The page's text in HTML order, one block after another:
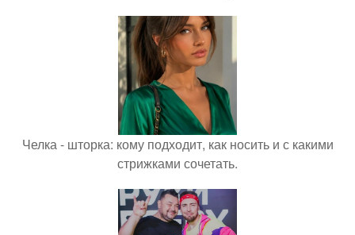
Челка - шторка: кому подходит, как носить и с какими
стрижками сочетать.